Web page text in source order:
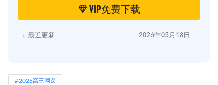
VIP免费下载
最近更新 2026年05月18日
2026高三网课